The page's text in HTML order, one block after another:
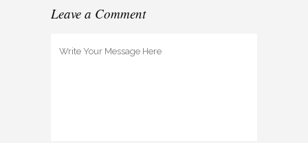
Leave a Comment